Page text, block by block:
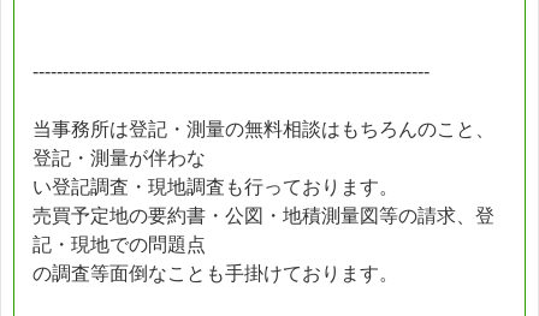
------------------------------------------------------------------
当事務所は登記・測量の無料相談はもちろんのこと、
登記・測量が伴わな
い登記調査・現地調査も行っております。
売買予定地の要約書・公図・地積測量図等の請求、登
記・現地での問題点
の調査等面倒なことも手掛けております。